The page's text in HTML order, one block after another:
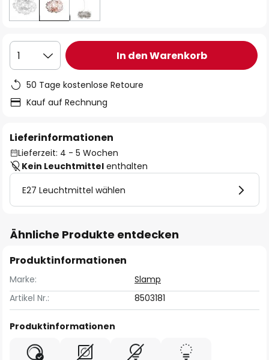
1 In den Warenkorb
50 Tage kostenlose Retoure
Kauf auf Rechnung
Lieferinformationen
Lieferzeit: 4 - 5 Wochen
Kein Leuchtmittel enthalten
E27 Leuchtmittel wählen
Ähnliche Produkte entdecken
Produktinformationen
Marke:
Slamp
Artikel Nr.:
8503181
Produktinformationen